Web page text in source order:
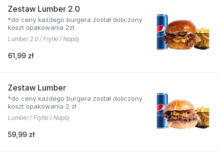
Zestaw Lumber 2.0
*do ceny każdego burgera został doliczony
koszt opakowania 2zł
Lumber 2.0 / Frytki / Napój
61,99 zł
Zestaw Lumber
*do ceny każdego burgera został doliczony
koszt opakowania 2 zł
Lumber / Frytki / Napój
59,99 zł